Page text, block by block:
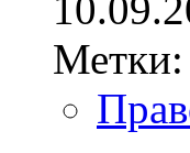
Метки: